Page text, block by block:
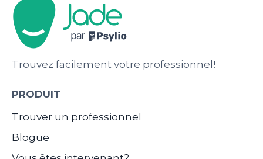
Trouvez facilement votre professionnel!
PRODUIT
Trouver un professionnel
Blogue